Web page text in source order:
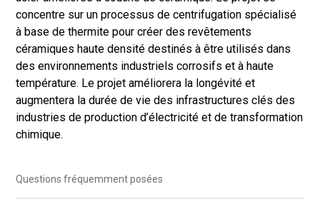
concentre sur un processus de centrifugation spécialisé
à base de thermite pour créer des revêtements
céramiques haute densité destinés à être utilisés dans
des environnements industriels corrosifs et à haute
température. Le projet améliorera la longévité et
augmentera la durée de vie des infrastructures clés des
industries de production d’électricité et de transformation
chimique.
Questions fréquemment posées